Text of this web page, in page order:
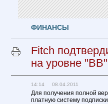
ФИНАНСЫ
Fitch
на уровне "BB"
14:14 08.04.2011
Для получения полной
платную систему